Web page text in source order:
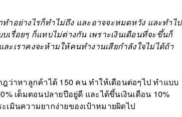
ำอย่างไรก็ทำไม่ถึง และอาจจะหมดหวัง และทำไป
เรื่อยๆ ก็แทบไม่ต่างกัน เพราะเงินเดือนที่จะขึ้นก็
ะเราคงจะห้ามให้คนทำงานเสียกำลังใจไม่ได้ถ้า
ว่าหาลูกค้าได้ 150 คน ทำให้เดือนต่อๆไป ทำแบบ
เต็มตอนปลายปีอยู่ดี และได้ขึ้นเงินเดือน 10%
เมินความยากง่ายของเป้าหมายผิดไป